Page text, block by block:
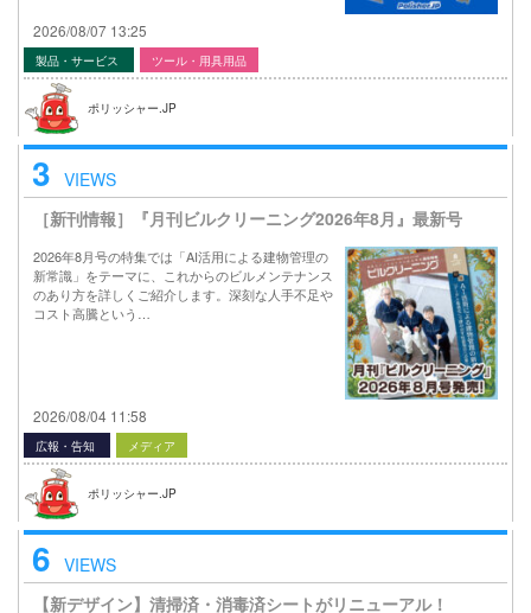
2026/08/07 13:25
製品・サービス ツール・用具用品
ポリッシャー.JP
3 VIEWS
［新刊情報］『月刊ビルクリーニング2026年8月』最新号
2026年8月号の特集では「AI活用による建物管理の
新常識」をテーマに、これからのビルメンテナンス
のあり方を詳しくご紹介します。深刻な人手不足や
コスト高騰という…
2026/08/04 11:58
広報・告知 メディア
ポリッシャー.JP
6 VIEWS
【新デザイン】清掃済・消毒済シートがリニューアル！